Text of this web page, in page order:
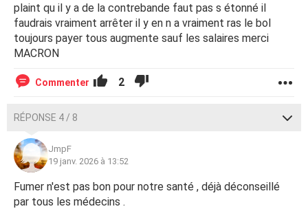
plaint qu il y a de la contrebande faut pas s étonné il
faudrais vraiment arrêter il y en n a vraiment ras le bol
toujours payer tous augmente sauf les salaires merci
MACRON
Commenter 2
RÉPONSE 4 / 8
JmpF
19 janv. 2026 à 13:52
Fumer n'est pas bon pour notre santé , déjà déconseillé
par tous les médecins .